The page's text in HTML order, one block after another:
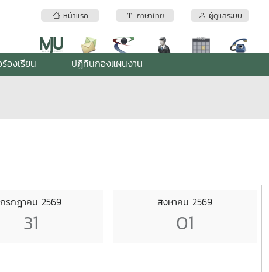
หน้าแรก ภาษาไทย ผู้ดูแลระบบ
องเรียน ปฎิทินกองแผนงาน
กรกฎาคม 2569
31
สิงหาคม 2569
01